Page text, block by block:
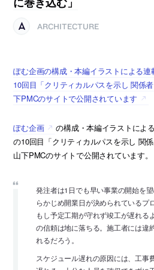
ARCHITECTURE
ぽむ企画の構成・本編イラストによる
10回目「クリティカルパスを示し 関係
下PMCのサイトで公開されています
ぽむ企画
の構成・本編イラストによ
の10回目「クリティカルパスを示し 関
山下PMCのサイトで公開されています。
発注者は1日でも早い事業の開始を
らかじめ開業日が決められているプ
もし予定工期が守れず竣工が遅れる
の信頼は地に落ちる。施工者には違
れるだろう。
スケジュール遅れの原因には、工事